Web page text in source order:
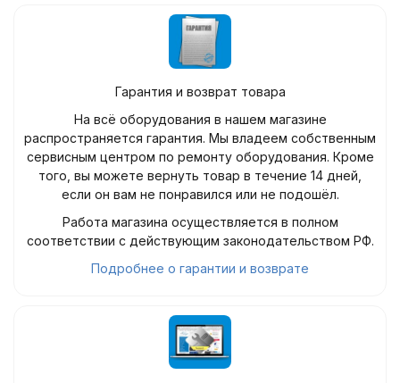
Гарантия и возврат товара
На всё оборудования в нашем магазине
распространяется гарантия. Мы владеем собственным
сервисным центром по ремонту оборудования. Кроме
того, вы можете вернуть товар в течение 14 дней,
если он вам не понравился или не подошёл.
Работа магазина осуществляется в полном
соответствии с действующим законодательством РФ.
Подробнее о гарантии и возврате